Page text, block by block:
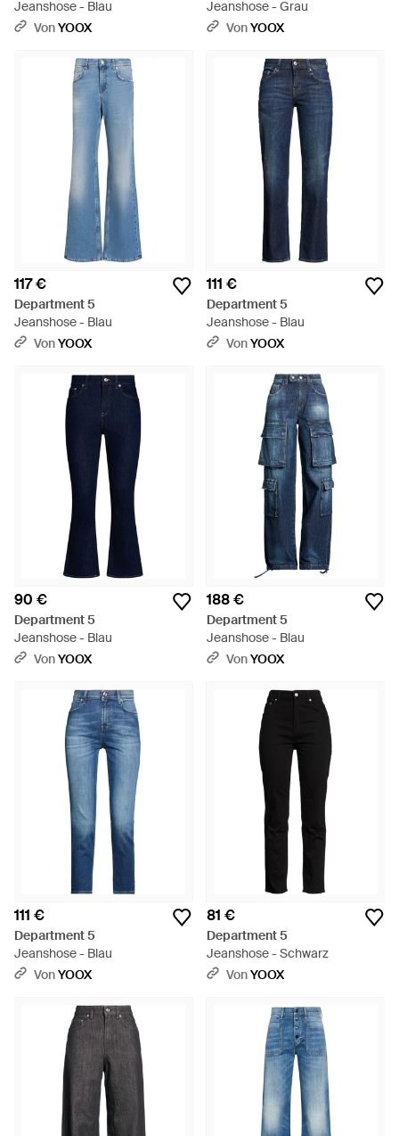
Jeanshose - Blau
VonYOOX
Jeanshose - Grau
VonYOOX
117 €
Department 5
Jeanshose - Blau
VonYOOX
111 €
Department 5
Jeanshose - Blau
VonYOOX
90 €
Department 5
Jeanshose - Blau
VonYOOX
188 €
Department 5
Jeanshose - Blau
VonYOOX
111 €
Department 5
Jeanshose - Blau
VonYOOX
81 €
Department 5
Jeanshose - Schwarz
VonYOOX